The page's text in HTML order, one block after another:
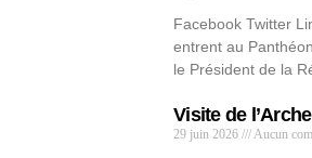
Facebook Twitter
entrent au
le Président de la
Visite de
29 juin 2026 Aucun